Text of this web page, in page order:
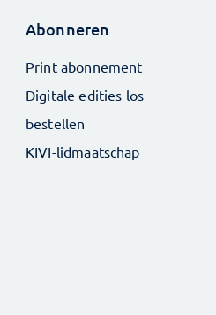
Abonneren
Print abonnement
Digitale edities los
bestellen
KIVI-lidmaatschap